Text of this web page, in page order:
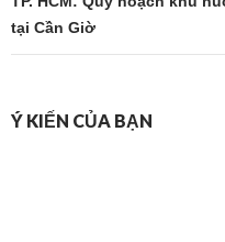
tại Cần Giờ
Ý KIẾN CỦA BẠN